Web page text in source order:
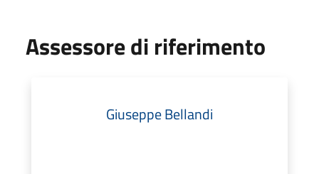
Assessore di riferimento
Giuseppe Bellandi